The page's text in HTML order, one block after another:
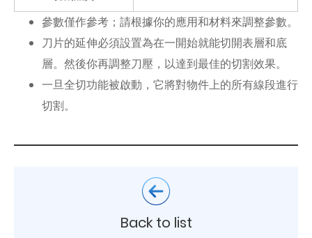
參數僅作參考；請根據你的應用和材料來調整參數。
刀片的延伸必須設置為在一開始就能切開表層和底
層。然後你再調整刀壓，以達到最佳的切割效果。
一旦全切功能被啟動，它將對物件上的所有線段進行
切割。
Back to list